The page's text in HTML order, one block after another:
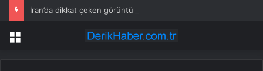
Menü